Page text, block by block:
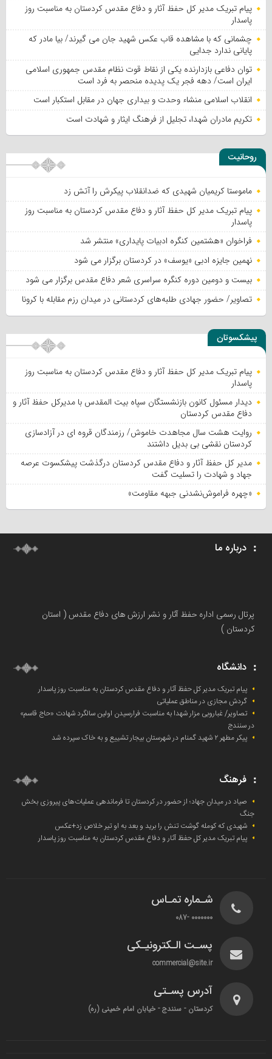
پیام تبریک مدیر کل حفظ آثار و دفاع مقدس کردستان به مناسبت روز
پاسدار
چشمانی که با مشاهده قاب عکس شهید جان می گیرند/ بیا مادر که
پایانی ندارد جدایی
توان دفاعی بازدارنده یکی از نقاط قوت نظام مقدس جمهوری اسلامی
ایران است/ دهه فجر یک پدیده منحصر به فرد است
انقلاب اسلامی منشاء وحدت و بیداری جهان در مقابل استکبار است
تکریم مادران شهدا، تجلیل از فرهنگ ایثار و شهادت است
روحانیت
ماموستا کریمیان شهیدی که ضدانقلاب پیکرش را آتش زد
پیام تبریک مدیر کل حفظ آثار و دفاع مقدس کردستان به مناسبت روز
پاسدار
فراخوان «هشتمین کنگره ادبیات پایداری» منتشر شد
نهمین جایزه ادبی «یوسف» در کردستان برگزار می شود
بیست و دومین دوره کنگره سراسری شعر دفاع مقدس برگزار می شود
تصاویر/ حضور جهادی طلبه‌های کردستانی در میدان رزم مقابله با کرونا
پیشکسوتان
پیام تبریک مدیر کل حفظ آثار و دفاع مقدس کردستان به مناسبت روز
پاسدار
دیدار مسئول کانون بازنشستگان سپاه بیت المقدس با مدیرکل حفظ آثار و
دفاع مقدس کردستان
روایت هشت سال مجاهدت خاموش/ رزمندگان قروه ای در آزادسازی
کردستان نقشی بی بدیل داشتند
مدیر کل حفظ آثار و دفاع مقدس کردستان درگذشت پیشکسوت عرصه
جهاد و شهادت را تسلیت گفت
«چهره فراموش‌نشدنی جبهه مقاومت»
درباره ما
پرتال رسمی اداره حفظ آثار و نشر ارزش های دفاع مقدس ( استان
کردستان )
دانشگاه
پیام تبریک مدیر کل حفظ آثار و دفاع مقدس کردستان به مناسبت روز پاسدار
گردش مجازی در مناطق عملیاتی
تصاویر/ غباروبی مزار شهدا به مناسبت فرارسیدن اولین سالگرد شهادت «حاج قاسم»
در سنندج
پیکر مطهر ۲ شهید گمنام در شهرستان بیجار تشییع و به خاک‌ سپرده شد
فرهنگ
صیاد در میدان جهاد؛ از حضور در کردستان تا فرماندهی عملیات‌های پیروزی بخش
جنگ
شهیدی که کومله‌ گوشت تنش را برید و بعد به او تیر خلاص زد+عکس
پیام تبریک مدیر کل حفظ آثار و دفاع مقدس کردستان به مناسبت روز پاسدار
شـماره تمـاس
0000000 -087
پسـت الـکترونیـکی
commercial@site.ir
آدرس پسـتی
کردستان - سنندج - خیابان امام خمینی (ره)